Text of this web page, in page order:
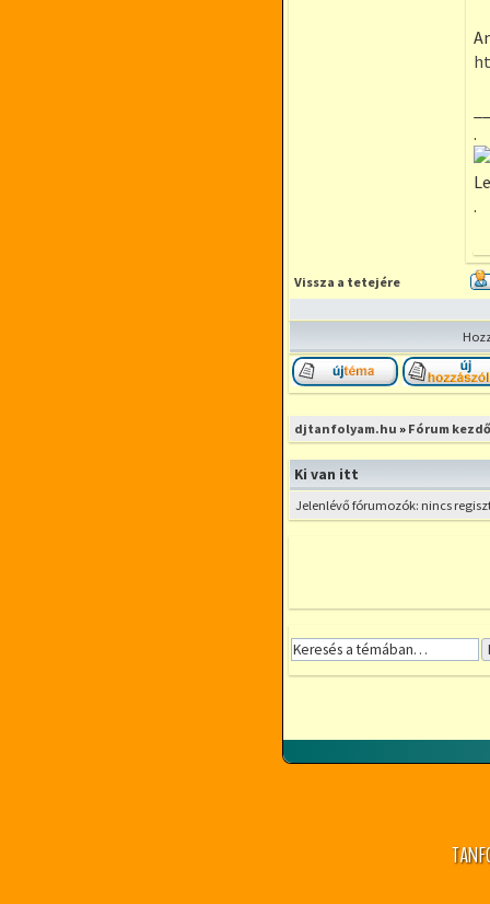
.
.
Vissza a tetejére
Új téma nyitása
djtanfolyam.hu » Fórum
Ki van itt
Jelenlévő fórumozók: nincs